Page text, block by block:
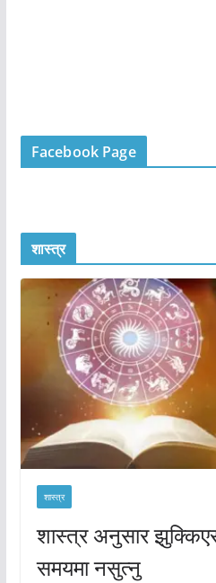
Facebook Page
शास्त्र
शास्त्र
शास्त्र अनुसार
समयमा नसुत्नु